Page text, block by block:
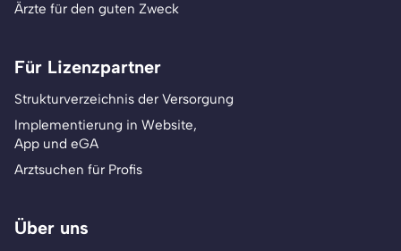
Ärzte für den guten Zweck
Für Lizenzpartner
Strukturverzeichnis der Versorgung
Implementierung in Website,
App und eGA
Arztsuchen für Profis
Über uns